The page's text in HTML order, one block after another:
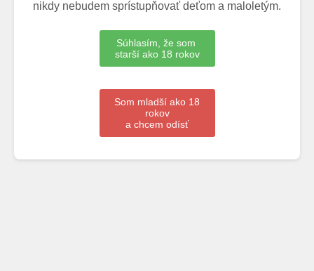
nikdy nebudem sprístupňovať deťom a maloletým.
Súhlasím, že som
starší ako 18 rokov
Som mladší ako 18
rokov
a chcem odísť